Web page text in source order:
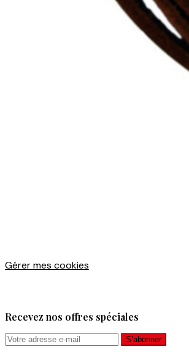
Gérer mes cookies
Recevez nos offres spéciales